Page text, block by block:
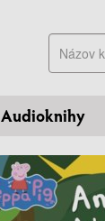
Hľadať
Audioknihy